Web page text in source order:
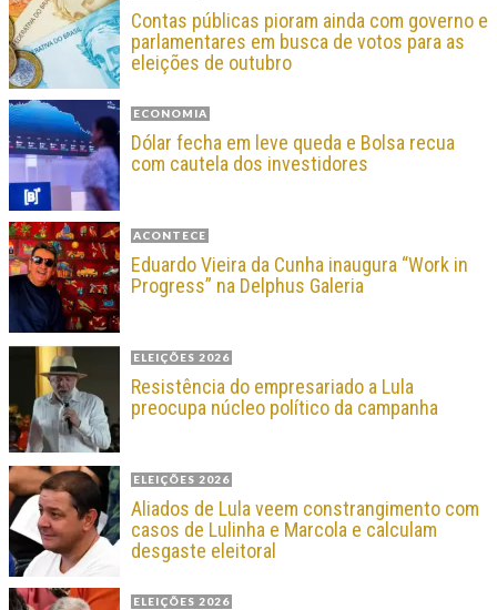
Contas públicas pioram ainda com governo e
parlamentares em busca de votos para as
eleições de outubro
ECONOMIA
Dólar fecha em leve queda e Bolsa recua
com cautela dos investidores
ACONTECE
Eduardo Vieira da Cunha inaugura “Work in
Progress” na Delphus Galeria
ELEIÇÕES 2026
Resistência do empresariado a Lula
preocupa núcleo político da campanha
ELEIÇÕES 2026
Aliados de Lula veem constrangimento com
casos de Lulinha e Marcola e calculam
desgaste eleitoral
ELEIÇÕES 2026